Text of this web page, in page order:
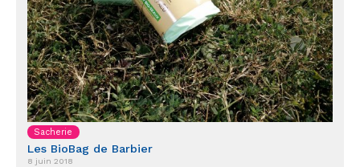
Sacherie
Les BioBag de Barbier
8 juin 2018